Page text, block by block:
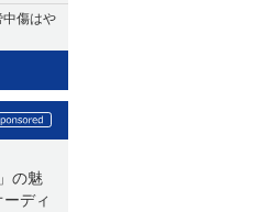
中傷はや
の魅
ディ